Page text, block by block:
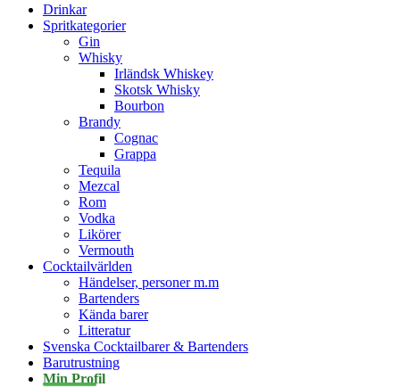
Drinkar
Spritkategorier
Gin
Whisky
Irländsk Whiskey
Skotsk Whisky
Bourbon
Brandy
Cognac
Grappa
Tequila
Mezcal
Rom
Vodka
Likörer
Vermouth
Cocktailvärlden
Händelser, personer m.m
Bartenders
Kända barer
Litteratur
Svenska Cocktailbarer & Bartenders
Barutrustning
Min Profil